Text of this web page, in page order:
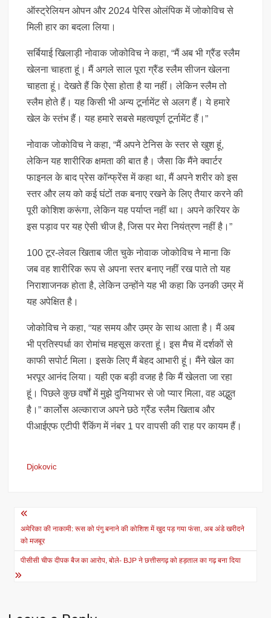
ऑस्ट्रेलियन ओपन और 2024 पेरिस ओलंपिक में जोकोविच से
मिली हार का बदला लिया।
सर्बियाई खिलाड़ी नोवाक जोकोविच ने कहा, “मैं अब भी ग्रैंड स्लैम
खेलना चाहता हूं। मैं अगले साल पूरा ग्रैंड स्लैम सीजन खेलना
चाहता हूं। देखते हैं कि ऐसा होता है या नहीं। लेकिन स्लैम तो
स्लैम होते हैं। यह किसी भी अन्य टूर्नामेंट से अलग हैं। ये हमारे
खेल के स्तंभ हैं। यह हमारे सबसे महत्वपूर्ण टूर्नामेंट हैं।”
नोवाक जोकोविच ने कहा, “मैं अपने टेनिस के स्तर से खुश हूं,
लेकिन यह शारीरिक क्षमता की बात है। जैसा कि मैंने क्वार्टर
फाइनल के बाद प्रेस कॉन्फ्रेंस में कहा था, मैं अपने शरीर को इस
स्तर और लय को कई घंटों तक बनाए रखने के लिए तैयार करने की
पूरी कोशिश करूंगा, लेकिन यह पर्याप्त नहीं था। अपने करियर के
इस पड़ाव पर यह ऐसी चीज है, जिस पर मेरा नियंत्रण नहीं है।”
100 टूर-लेवल खिताब जीत चुके नोवाक जोकोविच ने माना कि
जब वह शारीरिक रूप से अपना स्तर बनाए नहीं रख पाते तो यह
निराशाजनक होता है, लेकिन उन्होंने यह भी कहा कि उनकी उम्र में
यह अपेक्षित है।
जोकोविच ने कहा, “यह समय और उम्र के साथ आता है। मैं अब
भी प्रतिस्पर्धा का रोमांच महसूस करता हूं। इस मैच में दर्शकों से
काफी सपोर्ट मिला। इसके लिए मैं बेहद आभारी हूं। मैंने खेल का
भरपूर आनंद लिया। यही एक बड़ी वजह है कि मैं खेलता जा रहा
हूं। पिछले कुछ वर्षों में मुझे दुनियाभर से जो प्यार मिला, वह अद्भुत
है।” कार्लोस अल्काराज अपने छठे ग्रैंड स्लैम खिताब और
पीआईएफ एटीपी रैंकिंग में नंबर 1 पर वापसी की राह पर कायम हैं।
Djokovic
Post
navigation
अमेरिका की नाकामी: रूस को पंगु बनाने की कोशिश में खुद पड़ गया फंसा, अब अंडे खरीदने
को मजबूर
पीसीसी चीफ दीपक बैज का आरोप, बोले- BJP ने छत्तीसगढ़ को हड़ताल का गढ़ बना दिया